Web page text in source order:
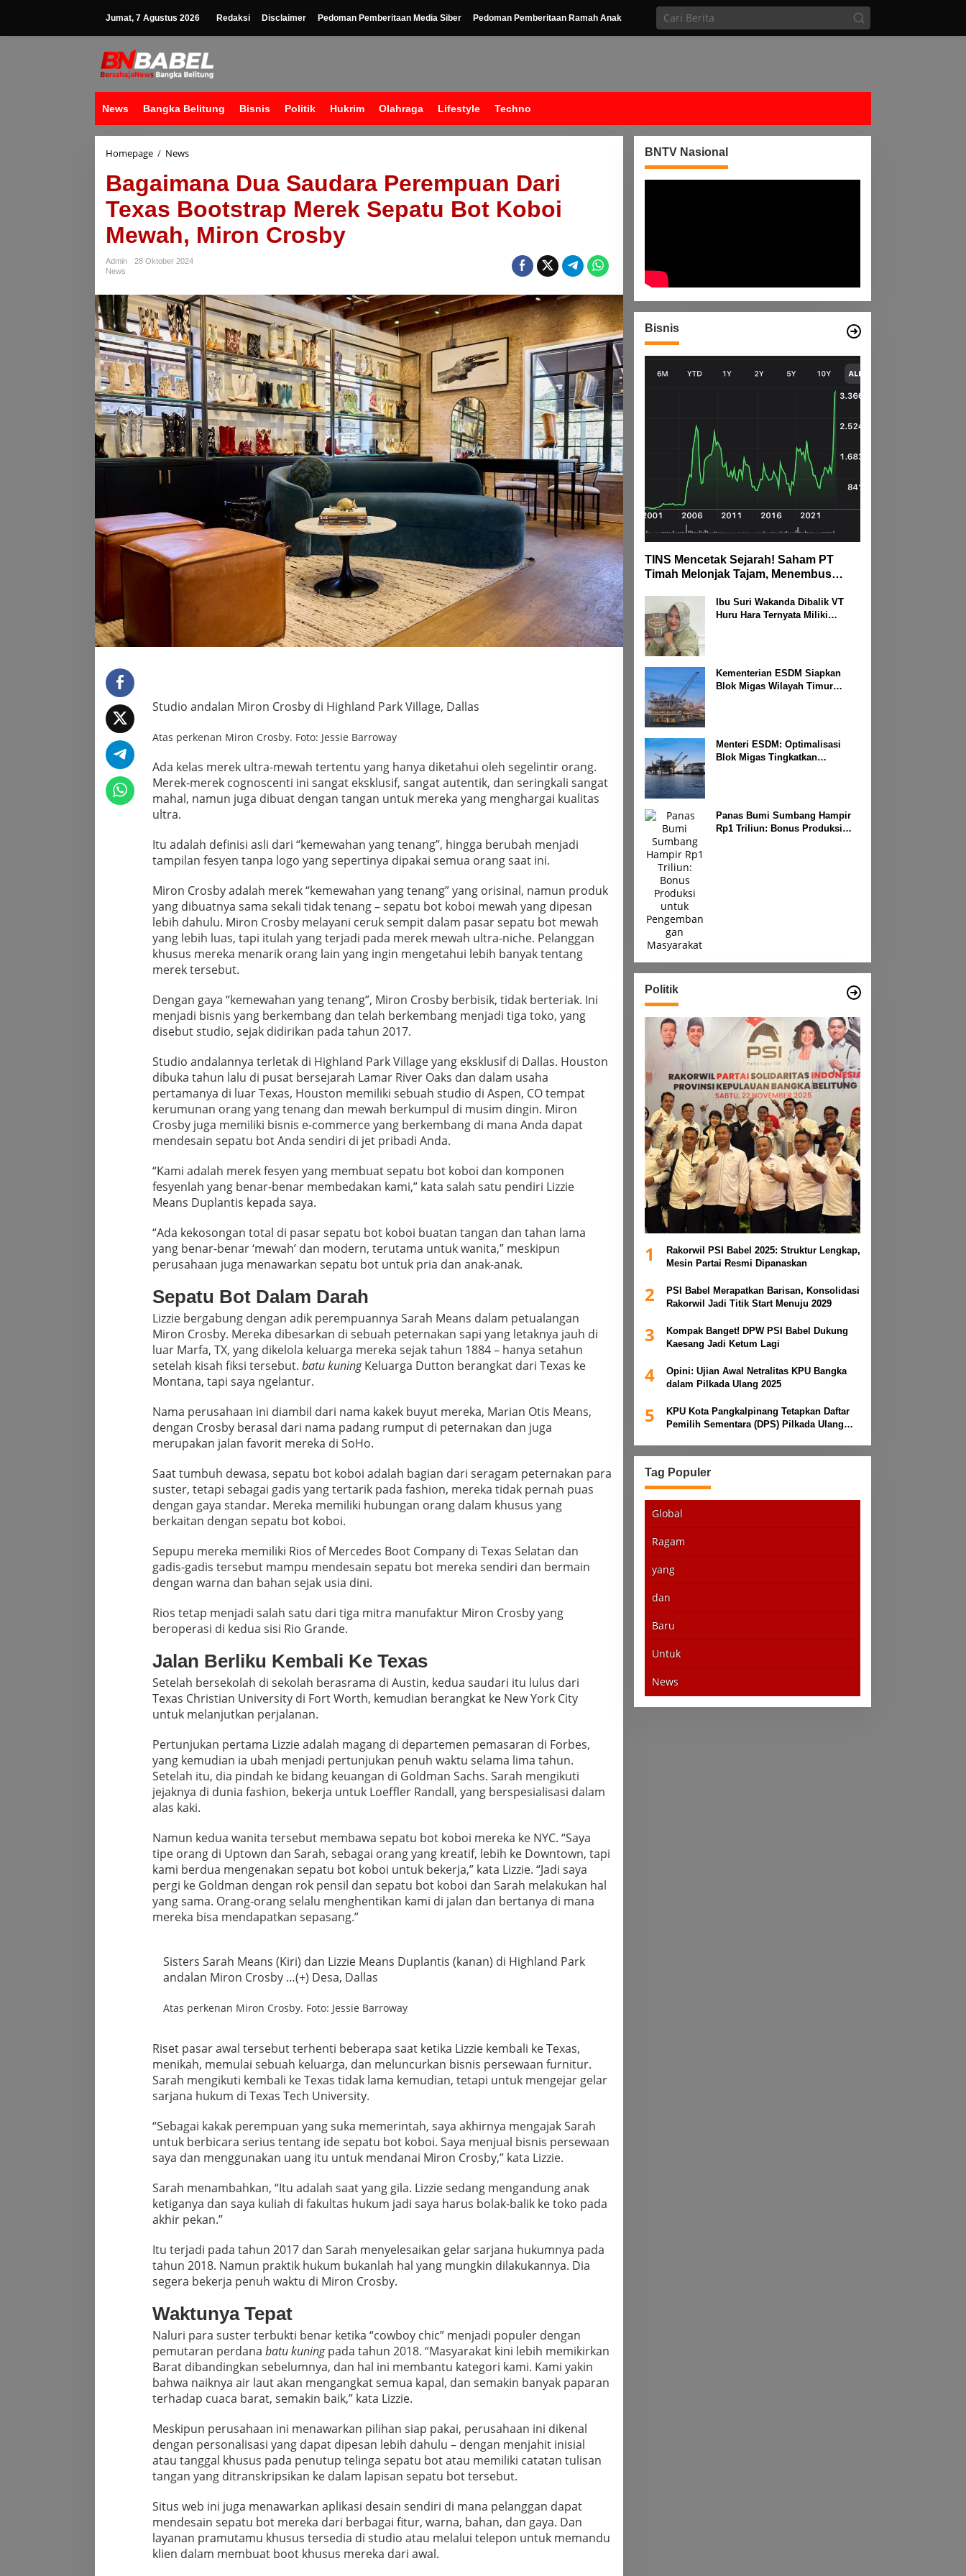
Jumat, 7 Agustus 2026 Redaksi Disclaimer Pedoman Pemberitaan Media Siber Pedoman Pemberitaan Ramah Anak
News Bangka Belitung Bisnis Politik Hukrim Olahraga Lifestyle Techno
Homepage / NewsBagaimana
Saudara
Perempuan
Dari
Texas
Bootstrap
Merek
Sepatu
Mewah,
Miron
Crosby
Bagaimana Dua Saudara Perempuan Dari
Texas Bootstrap Merek Sepatu Bot Koboi
Mewah, Miron Crosby
Admin
28 Oktober 2024
News
Studio andalan Miron Crosby di Highland Park Village, Dallas
Atas perkenan Miron Crosby. Foto: Jessie Barroway
Ada kelas merek ultra-mewah tertentu yang hanya diketahui oleh segelintir orang.
Merek-merek cognoscenti ini sangat eksklusif, sangat autentik, dan seringkali sangat
mahal, namun juga dibuat dengan tangan untuk mereka yang menghargai kualitas
ultra.
Itu adalah definisi asli dari “kemewahan yang tenang”, hingga berubah menjadi
tampilan fesyen tanpa logo yang sepertinya dipakai semua orang saat ini.
Miron Crosby adalah merek “kemewahan yang tenang” yang orisinal, namun produk
yang dibuatnya sama sekali tidak tenang – sepatu bot koboi mewah yang dipesan
lebih dahulu. Miron Crosby melayani ceruk sempit dalam pasar sepatu bot mewah
yang lebih luas, tapi itulah yang terjadi pada merek mewah ultra-niche. Pelanggan
khusus mereka menarik orang lain yang ingin mengetahui lebih banyak tentang
merek tersebut.
Dengan gaya “kemewahan yang tenang”, Miron Crosby berbisik, tidak berteriak. Ini
menjadi bisnis yang berkembang dan telah berkembang menjadi tiga toko, yang
disebut studio, sejak didirikan pada tahun 2017.
Studio andalannya terletak di Highland Park Village yang eksklusif di Dallas. Houston
dibuka tahun lalu di pusat bersejarah Lamar River Oaks dan dalam usaha
pertamanya di luar Texas, Houston memiliki sebuah studio di Aspen, CO tempat
kerumunan orang yang tenang dan mewah berkumpul di musim dingin. Miron
Crosby juga memiliki bisnis e-commerce yang berkembang di mana Anda dapat
mendesain sepatu bot Anda sendiri di jet pribadi Anda.
“Kami adalah merek fesyen yang membuat sepatu bot koboi dan komponen
fesyenlah yang benar-benar membedakan kami,” kata salah satu pendiri Lizzie
Means Duplantis kepada saya.
“Ada kekosongan total di pasar sepatu bot koboi buatan tangan dan tahan lama
yang benar-benar ‘mewah’ dan modern, terutama untuk wanita,” meskipun
perusahaan juga menawarkan sepatu bot untuk pria dan anak-anak.
Sepatu Bot Dalam Darah
Lizzie bergabung dengan adik perempuannya Sarah Means dalam petualangan
Miron Crosby. Mereka dibesarkan di sebuah peternakan sapi yang letaknya jauh di
luar Marfa, TX, yang dikelola keluarga mereka sejak tahun 1884 – hanya setahun
setelah kisah fiksi tersebut. batu kuningKeluarga Dutton berangkat dari Texas ke
Montana, tapi saya ngelantur.
Nama perusahaan ini diambil dari nama kakek buyut mereka, Marian Otis Means,
dengan Crosby berasal dari nama padang rumput di peternakan dan juga
merupakan jalan favorit mereka di SoHo.
Saat tumbuh dewasa, sepatu bot koboi adalah bagian dari seragam peternakan para
suster, tetapi sebagai gadis yang tertarik pada fashion, mereka tidak pernah puas
dengan gaya standar. Mereka memiliki hubungan orang dalam khusus yang
berkaitan dengan sepatu bot koboi.
Sepupu mereka memiliki Rios of Mercedes Boot Company di Texas Selatan dan
gadis-gadis tersebut mampu mendesain sepatu bot mereka sendiri dan bermain
dengan warna dan bahan sejak usia dini.
Rios tetap menjadi salah satu dari tiga mitra manufaktur Miron Crosby yang
beroperasi di kedua sisi Rio Grande.
Jalan Berliku Kembali Ke Texas
Setelah bersekolah di sekolah berasrama di Austin, kedua saudari itu lulus dari
Texas Christian University di Fort Worth, kemudian berangkat ke New York City
untuk melanjutkan perjalanan.
Pertunjukan pertama Lizzie adalah magang di departemen pemasaran di Forbes,
yang kemudian ia ubah menjadi pertunjukan penuh waktu selama lima tahun.
Setelah itu, dia pindah ke bidang keuangan di Goldman Sachs. Sarah mengikuti
jejaknya di dunia fashion, bekerja untuk Loeffler Randall, yang berspesialisasi dalam
alas kaki.
Namun kedua wanita tersebut membawa sepatu bot koboi mereka ke NYC. “Saya
tipe orang di Uptown dan Sarah, sebagai orang yang kreatif, lebih ke Downtown, tapi
kami berdua mengenakan sepatu bot koboi untuk bekerja,” kata Lizzie. “Jadi saya
pergi ke Goldman dengan rok pensil dan sepatu bot koboi dan Sarah melakukan hal
yang sama. Orang-orang selalu menghentikan kami di jalan dan bertanya di mana
mereka bisa mendapatkan sepasang.”
Sisters Sarah Means (Kiri) dan Lizzie Means Duplantis (kanan) di Highland Park
andalan Miron Crosby …(+) Desa, Dallas
Atas perkenan Miron Crosby. Foto: Jessie Barroway
Riset pasar awal tersebut terhenti beberapa saat ketika Lizzie kembali ke Texas,
menikah, memulai sebuah keluarga, dan meluncurkan bisnis persewaan furnitur.
Sarah mengikuti kembali ke Texas tidak lama kemudian, tetapi untuk mengejar gelar
sarjana hukum di Texas Tech University.
“Sebagai kakak perempuan yang suka memerintah, saya akhirnya mengajak Sarah
untuk berbicara serius tentang ide sepatu bot koboi. Saya menjual bisnis persewaan
saya dan menggunakan uang itu untuk mendanai Miron Crosby,” kata Lizzie.
Sarah menambahkan, “Itu adalah saat yang gila. Lizzie sedang mengandung anak
ketiganya dan saya kuliah di fakultas hukum jadi saya harus bolak-balik ke toko pada
akhir pekan.”
Itu terjadi pada tahun 2017 dan Sarah menyelesaikan gelar sarjana hukumnya pada
tahun 2018. Namun praktik hukum bukanlah hal yang mungkin dilakukannya. Dia
segera bekerja penuh waktu di Miron Crosby.
Waktunya Tepat
Naluri para suster terbukti benar ketika “cowboy chic” menjadi populer dengan
pemutaran perdana batu kuningpada tahun 2018. “Masyarakat kini lebih memikirkan
Barat dibandingkan sebelumnya, dan hal ini membantu kategori kami. Kami yakin
bahwa naiknya air laut akan mengangkat semua kapal, dan semakin banyak paparan
terhadap cuaca barat, semakin baik,” kata Lizzie.
Meskipun perusahaan ini menawarkan pilihan siap pakai, perusahaan ini dikenal
dengan personalisasi yang dapat dipesan lebih dahulu – dengan menjahit inisial
atau tanggal khusus pada penutup telinga sepatu bot atau memiliki catatan tulisan
tangan yang ditranskripsikan ke dalam lapisan sepatu bot tersebut.
Situs web ini juga menawarkan aplikasi desain sendiri di mana pelanggan dapat
mendesain sepatu bot mereka dari berbagai fitur, warna, bahan, dan gaya. Dan
layanan pramutamu khusus tersedia di studio atau melalui telepon untuk memandu
klien dalam membuat boot khusus mereka dari awal.
BNTV Nasional
Bisnis
TINS Mencetak Sejarah! Saham PT
Timah Melonjak Tajam, Menembus
Ibu Suri Wakanda Dibalik VT
Huru Hara Ternyata Miliki
Kementerian ESDM Siapkan
Blok Migas Wilayah Timur
Menteri ESDM: Optimalisasi
Blok Migas Tingkatkan
Panas Bumi Sumbang Hampir
Rp1 Triliun: Bonus Produksi
Politik
1
Rakorwil PSI Babel 2025: Struktur Lengkap,
Mesin Partai Resmi Dipanaskan
2
PSI Babel Merapatkan Barisan, Konsolidasi
Rakorwil Jadi Titik Start Menuju 2029
3
Kompak Banget! DPW PSI Babel Dukung
Kaesang Jadi Ketum Lagi
4
Opini: Ujian Awal Netralitas KPU Bangka
dalam Pilkada Ulang 2025
5
KPU Kota Pangkalpinang Tetapkan Daftar
Pemilih Sementara (DPS) Pilkada Ulang
Tag Populer
Global
Ragam
yang
dan
Baru
Untuk
News